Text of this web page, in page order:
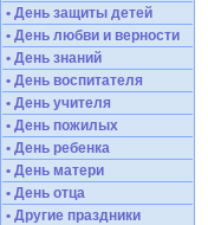
• День защиты детей
• День любви и верности
• День знаний
• День воспитателя
• День учителя
• День пожилых
• День ребенка
• День матери
• День отца
• Другие праздники